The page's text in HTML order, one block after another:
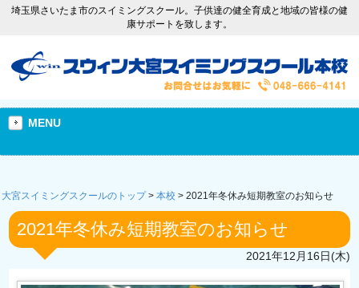
埼玉県さいたま市のスイミングスクール。子供達の健全育成と地域の皆様の健
康サポートを致します。
MENU
大宮スイミングスクールのトップ> 本校 > 2021年冬休み短期教室のお知らせ
2021年冬休み短期教室のお知らせ
2021年12月16日(木)